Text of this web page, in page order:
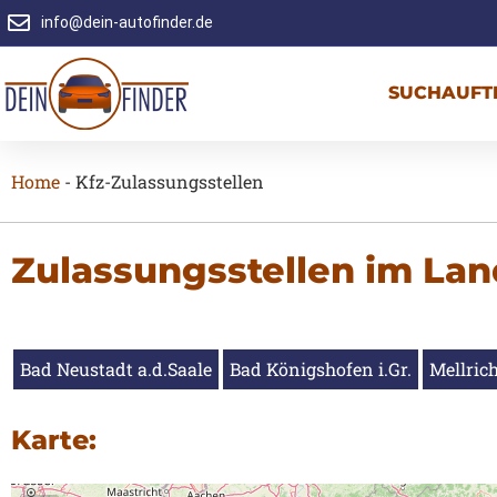
info@dein-autofinder.de
Home - Kfz-Zulassungsstellen
Zulassungsstellen im
Bad Neustadt a.d.Saale Bad Königshofen i.Gr.
Karte: